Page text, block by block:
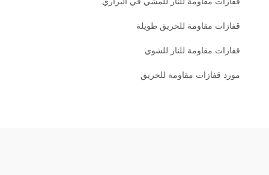
قفازات مقاومة للحريق طويلة
قفازات مقاومة للنار للشوي
مورد قفازات مقاومة للحريق